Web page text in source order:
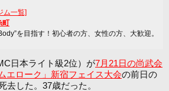
ム一覧]
町
を目指す！初心者の方、女性の方、大歓迎。
日本ライト級2位）が7月21日の尚武会
エローク」新宿フェイス大会の前日の
去した。37歳だった。